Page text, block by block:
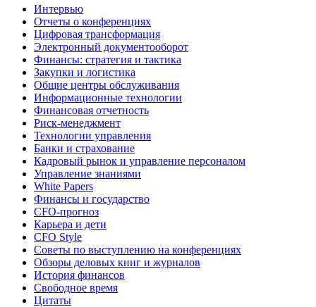
Интервью
Отчеты о конференциях
Цифровая трансформация
Электронный документооборот
Финансы: стратегия и тактика
Закупки и логистика
Общие центры обслуживания
Информационные технологии
Финансовая отчетность
Риск-менеджмент
Технологии управления
Банки и страхование
Кадровый рынок и управление персоналом
Управление знаниями
White Papers
Финансы и государство
CFO-прогноз
Карьера и дети
CFO Style
Советы по выступлению на конференциях
Обзоры деловых книг и журналов
История финансов
Свободное время
Цитаты